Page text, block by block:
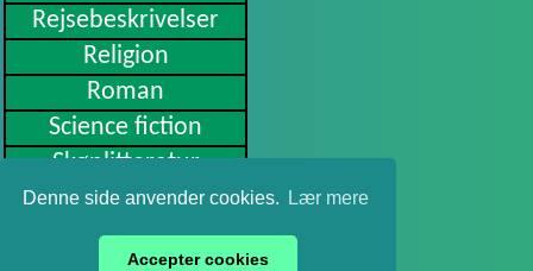
Denne side anvender cookies. Lær mere
Accepter cookies
Rejsebeskrivelser
Religion
Roman
Science fiction
Skønlitteratur
Slægtsbøger
Sport